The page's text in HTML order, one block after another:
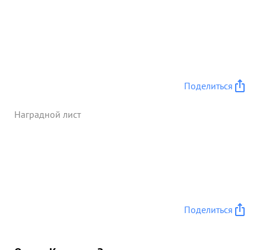
Поделиться
Наградной лист
Поделиться